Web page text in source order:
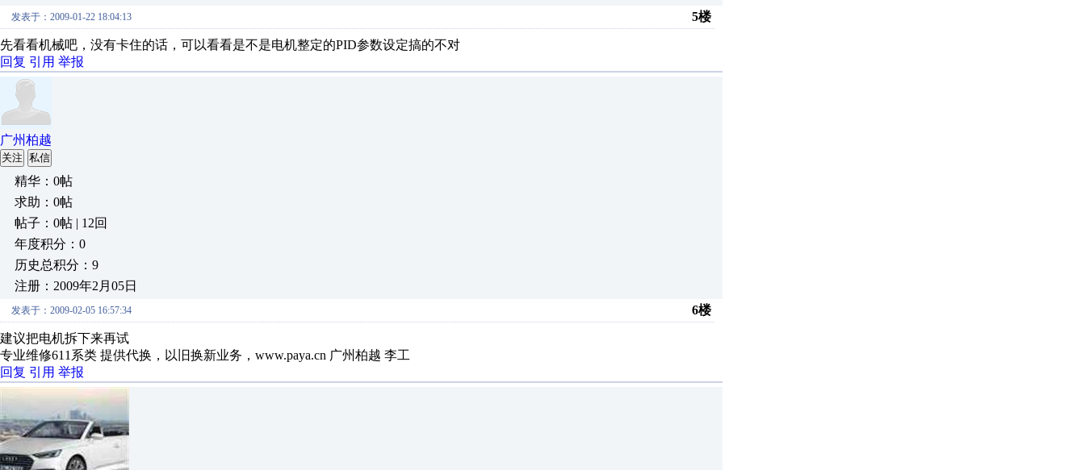
发表于：2009-01-22 18:04:13 5楼
先看看机械吧，没有卡住的话，可以看看是不是电机整定的PID参数设定搞的不对
回复 引用 举报
广州柏越
关注 私信
精华：0帖
求助：0帖
帖子：0帖 | 12回
年度积分：0
历史总积分：9
注册：2009年2月05日
发表于：2009-02-05 16:57:34 6楼
建议把电机拆下来再试
专业维修611系类 提供代换，以旧换新业务，www.paya.cn 广州柏越 李工
回复 引用 举报